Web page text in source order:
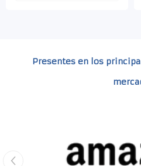
Presentes en los